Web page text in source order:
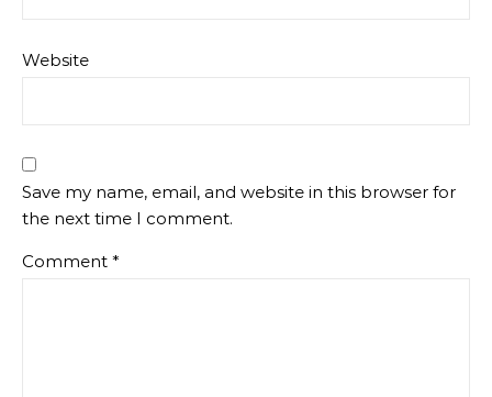
Website
Save my name, email, and website in this browser for
the next time I comment.
Comment *